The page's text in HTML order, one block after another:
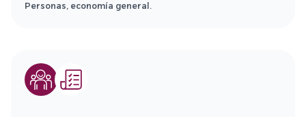
Personas, economía general.